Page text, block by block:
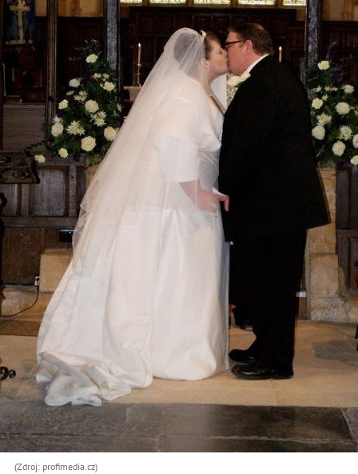
(Zdroj: profimedia.cz)